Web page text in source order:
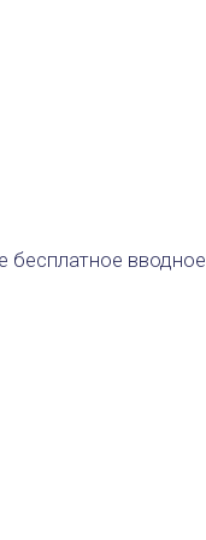
бесплатное вводное